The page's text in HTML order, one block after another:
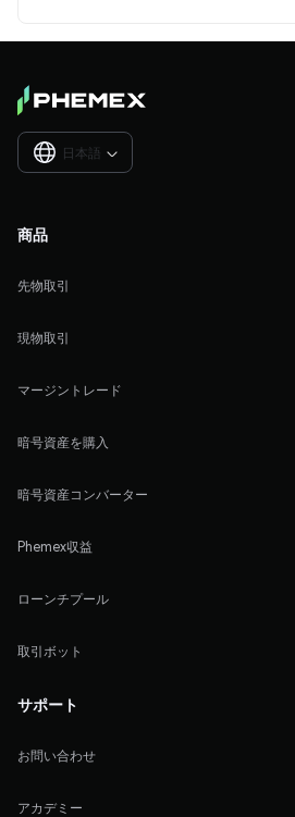
日本語 
商品
先物取引
現物取引
マージントレード
暗号資産を購入
暗号資産コンバーター
Phemex収益
ローンチプール
取引ボット
サポート
お問い合わせ
アカデミー